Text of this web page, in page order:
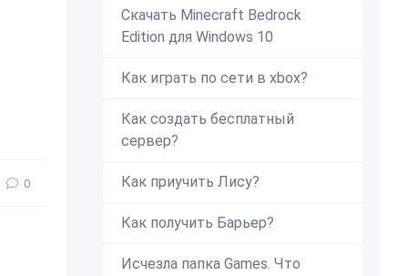
0
Скачать Minecraft Bedrock
Edition для Windows 10
Как играть по сети в xbox?
Как создать бесплатный
сервер?
Как приучить Лису?
Как получить Барьер?
Исчезла папка Games. Что